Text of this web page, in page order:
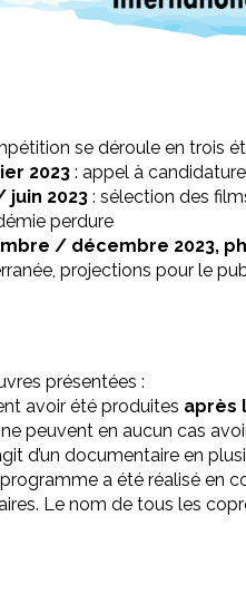
se déroule en trois
2023 : appel à
juin 2023 : sélection des
perdure
/ décembre 2023,
projections pour le
présentées :
avoir été produites après
peuvent en aucun cas
d’un documentaire en
a été réalisé en
Le nom de tous les